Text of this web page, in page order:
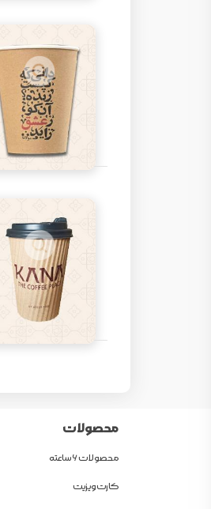
محصولات
محصولات 6 ساعته
کارت ویزیت